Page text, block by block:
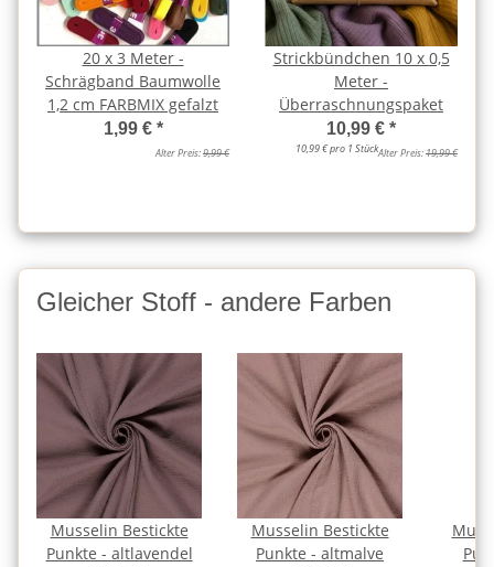
20 x 3 Meter -
Schrägband Baumwolle
1,2 cm FARBMIX gefalzt
1,99 € *
Alter Preis:9,99 €
Strickbündchen 10 x 0,5
Meter -
Überraschnungspaket
10,99 € *
10,99 € pro 1 StückAlter Preis:19,99 €
Gleicher Stoff - andere Farben
Musselin Bestickte
Punkte - altlavendel
Musselin Bestickte
Punkte - altmalve